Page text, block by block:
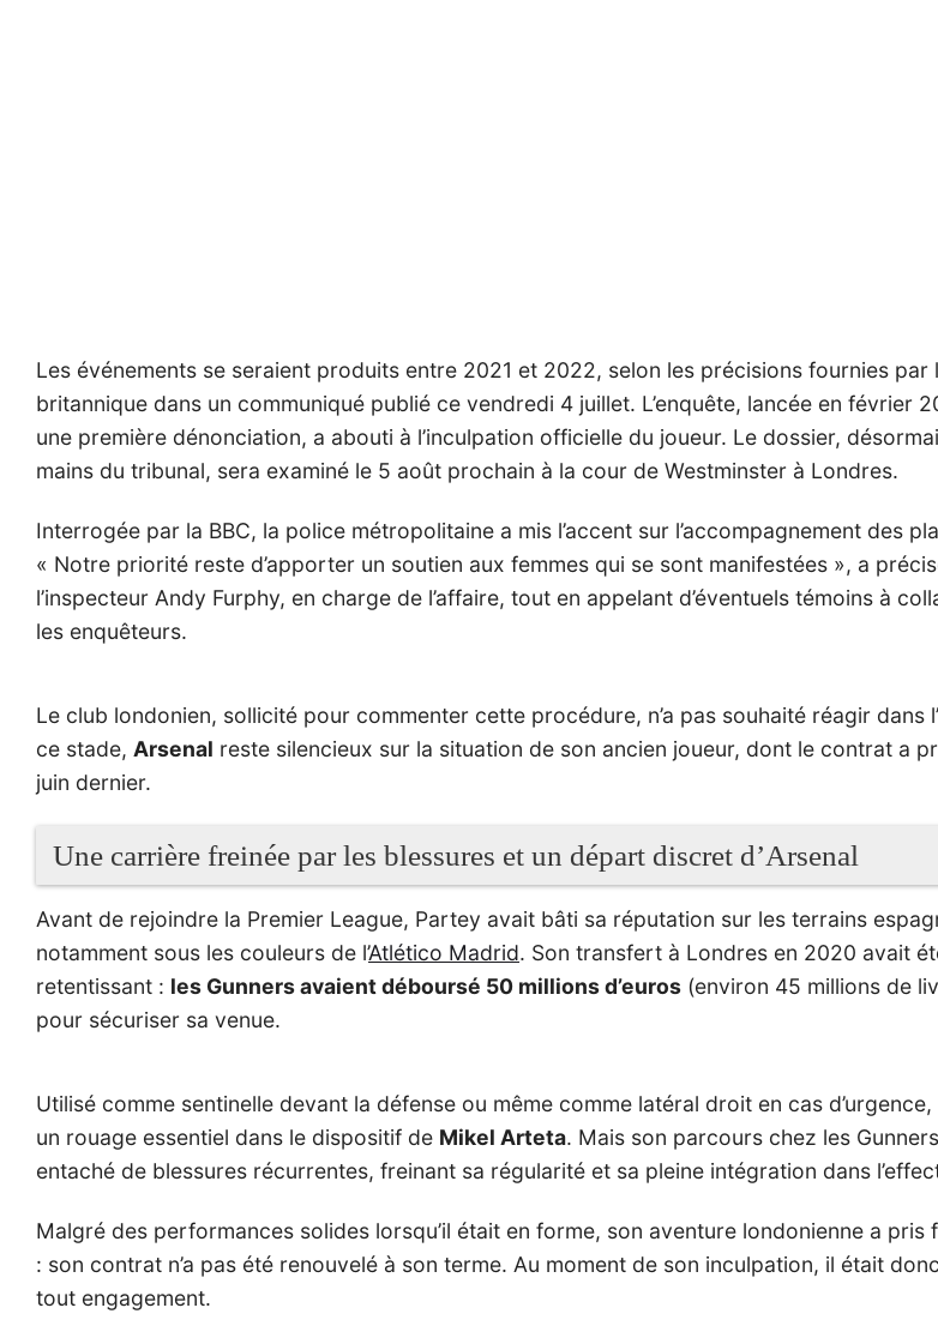
Les événements se seraient produits entre 2021 et 2022, selon les précisions fournies par
britannique dans un communiqué publié ce vendredi 4 juillet. L’enquête, lancée en février
une première dénonciation, a abouti à l’inculpation officielle du joueur. Le dossier,
mains du tribunal, sera examiné le 5 août prochain à la cour de Westminster à Londres.
Interrogée par la BBC, la police métropolitaine a mis l’accent sur l’accompagnement des
« Notre priorité reste d’apporter un soutien aux femmes qui se sont manifestées », a
l’inspecteur Andy Furphy, en charge de l’affaire, tout en appelant d’éventuels témoins à
les enquêteurs.
Le club londonien, sollicité pour commenter cette procédure, n’a pas souhaité réagir dans
ce stade, Arsenal reste silencieux sur la situation de son ancien joueur, dont le contrat a
juin dernier.
Une carrière freinée par les blessures et un départ discret d’Arsenal
Avant de rejoindre la Premier League, Partey avait bâti sa réputation sur les terrains
notamment sous les couleurs de l’Atlético Madrid. Son transfert à Londres en 2020 avait
retentissant : les Gunners avaient déboursé 50 millions d’euros (environ 45 millions de
pour sécuriser sa venue.
Utilisé comme sentinelle devant la défense ou même comme latéral droit en cas
un rouage essentiel dans le dispositif de Mikel Arteta. Mais son parcours chez les
entaché de blessures récurrentes, freinant sa régularité et sa pleine intégration dans
Malgré des performances solides lorsqu’il était en forme, son aventure londonienne a pris
: son contrat n’a pas été renouvelé à son terme. Au moment de son inculpation, il était
tout engagement.